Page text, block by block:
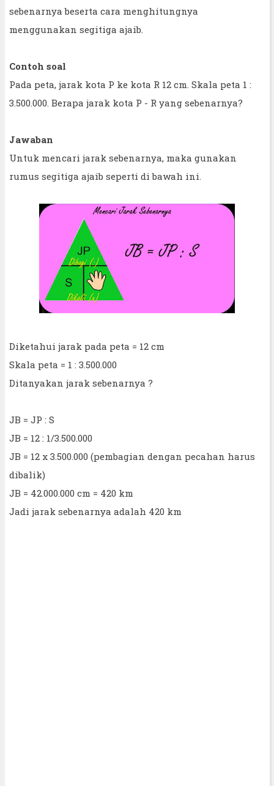
sebenarnya beserta cara menghitungnya
menggunakan segitiga ajaib.
Contoh soal
Pada peta, jarak kota P ke kota R 12 cm. Skala peta 1 :
3.500.000. Berapa jarak kota P - R yang sebenarnya?
Jawaban
Untuk mencari jarak sebenarnya, maka gunakan
rumus segitiga ajaib seperti di bawah ini.
Diketahui jarak pada peta = 12 cm
Skala peta = 1 : 3.500.000
Ditanyakan jarak sebenarnya ?
JB = JP : S
JB = 12 : 1/3.500.000
JB = 12 x 3.500.000 (pembagian dengan pecahan harus
dibalik)
JB = 42.000.000 cm = 420 km
Jadi jarak sebenarnya adalah 420 km